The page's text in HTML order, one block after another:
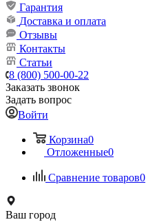
Гарантия
Доставка и оплата
Отзывы
Контакты
Статьи
8 (800) 500-00-22
Заказать звонок
Задать вопрос
Войти
Корзина0
Отложенные0
Сравнение товаров0
Ваш город